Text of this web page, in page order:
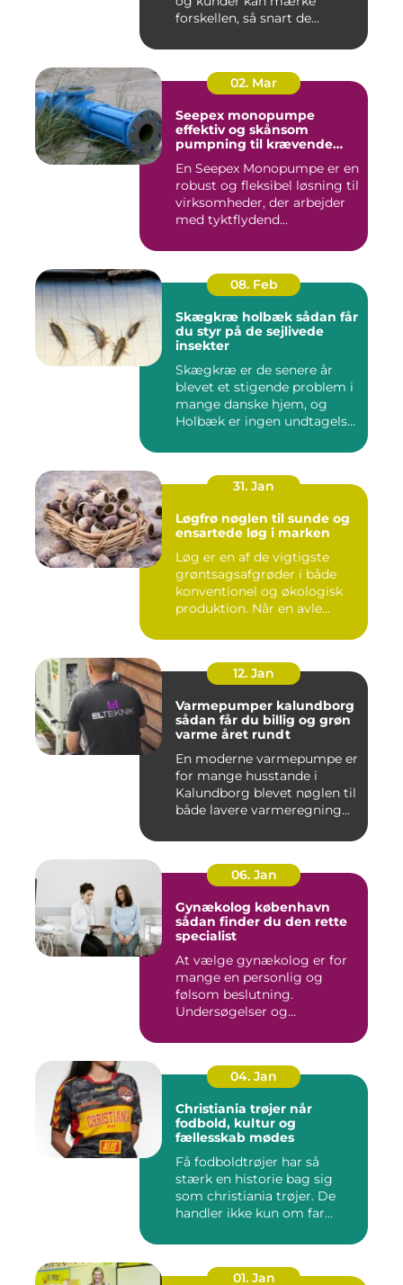
forskellen, så snart de...
02. Mar
Seepex monopumpe
effektiv og skånsom
pumpning til krævende
En Seepex Monopumpe er en
robust og fleksibel løsning til
virksomheder, der arbejder
med tyktflydend...
08. Feb
Skægkræ holbæk sådan får
du styr på de sejlivede
insekter
Skægkræ er de senere år
blevet et stigende problem i
mange danske hjem, og
Holbæk er ingen undtagels...
31. Jan
Løgfrø nøglen til sunde og
ensartede løg i marken
Løg er en af de vigtigste
grøntsagsafgrøder i både
konventionel og økologisk
produktion. Når en avle...
12. Jan
Varmepumper kalundborg
sådan får du billig og grøn
varme året rundt
En moderne varmepumpe er
for mange husstande i
Kalundborg blevet nøglen til
både lavere varmeregning...
06. Jan
Gynækolog københavn
sådan finder du den rette
specialist
At vælge gynækolog er for
mange en personlig og
følsom beslutning.
Undersøgelser og
04. Jan
Christiania trøjer når
fodbold, kultur og
fællesskab mødes
Få fodboldtrøjer har så
stærk en historie bag sig
som christiania trøjer. De
handler ikke kun om far...
01. Jan